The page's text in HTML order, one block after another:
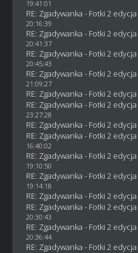
19:41:01
RE: Zgadywanka - Fotki 2 edycja
20:16:39
RE: Zgadywanka - Fotki 2 edycja
20:41:37
RE: Zgadywanka - Fotki 2 edycja
20:45:43
RE: Zgadywanka - Fotki 2 edycja
21:09:27
RE: Zgadywanka - Fotki 2 edycja
RE: Zgadywanka - Fotki 2 edycja
23:27:28
RE: Zgadywanka - Fotki 2 edycja
RE: Zgadywanka - Fotki 2 edycja
16:40:02
RE: Zgadywanka - Fotki 2 edycja
19:10:50
RE: Zgadywanka - Fotki 2 edycja
19:14:18
RE: Zgadywanka - Fotki 2 edycja
RE: Zgadywanka - Fotki 2 edycja
20:30:43
RE: Zgadywanka - Fotki 2 edycja
20:36:44
RE: Zgadywanka - Fotki 2 edycja